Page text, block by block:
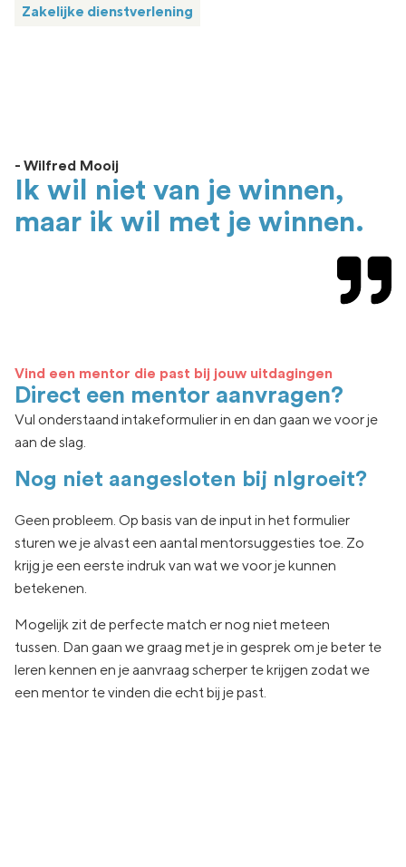
Zakelijke dienstverlening
- Wilfred Mooij
Ik wil niet van je winnen,
maar ik wil met je winnen.
Vind een mentor die past bij jouw uitdagingen
Direct een mentor aanvragen?
Vul onderstaand intakeformulier in en dan gaan we voor je
aan de slag.
Nog niet aangesloten bij nlgroeit?
Geen probleem. Op basis van de input in het formulier
sturen we je alvast een aantal mentorsuggesties toe. Zo
krijg je een eerste indruk van watwe voor je kunnen
betekenen.
Mogelijk zit deperfecte match er nog niet meteen
tussen. Dan gaan we graag met je in gesprek om je beter te
leren kennen en je aanvraag scherper te krijgen zodat we
een mentor te vinden die echt bij je past.